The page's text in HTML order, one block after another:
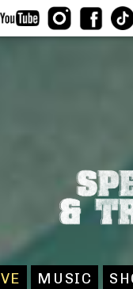
MUSIC